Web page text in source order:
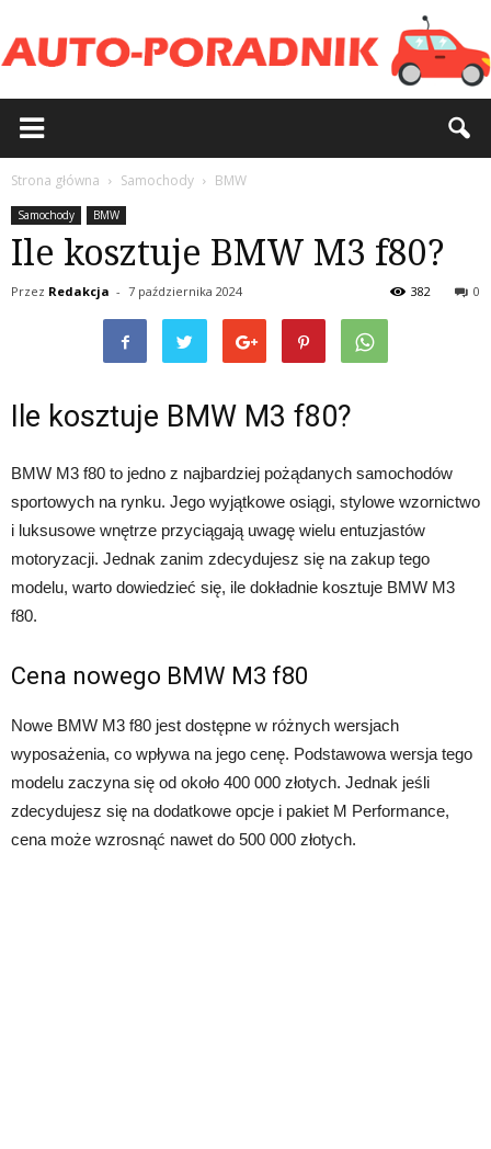
Strona główna Samochody BMW
Samochody BMW
Ile kosztuje BMW M3 f80?
Przez Redakcja - 7 października 2024 0
382
Ile kosztuje BMW M3 f80?
BMW M3 f80 to jedno z najbardziej pożądanych samochodów
sportowych na rynku. Jego wyjątkowe osiągi, stylowe wzornictwo
i luksusowe wnętrze przyciągają uwagę wielu entuzjastów
motoryzacji. Jednak zanim zdecydujesz się na zakup tego
modelu, warto dowiedzieć się, ile dokładnie kosztuje BMW M3
f80.
Cena nowego BMW M3 f80
Nowe BMW M3 f80 jest dostępne w różnych wersjach
wyposażenia, co wpływa na jego cenę. Podstawowa wersja tego
modelu zaczyna się od około 400 000 złotych. Jednak jeśli
zdecydujesz się na dodatkowe opcje i pakiet M Performance,
cena może wzrosnąć nawet do 500 000 złotych.